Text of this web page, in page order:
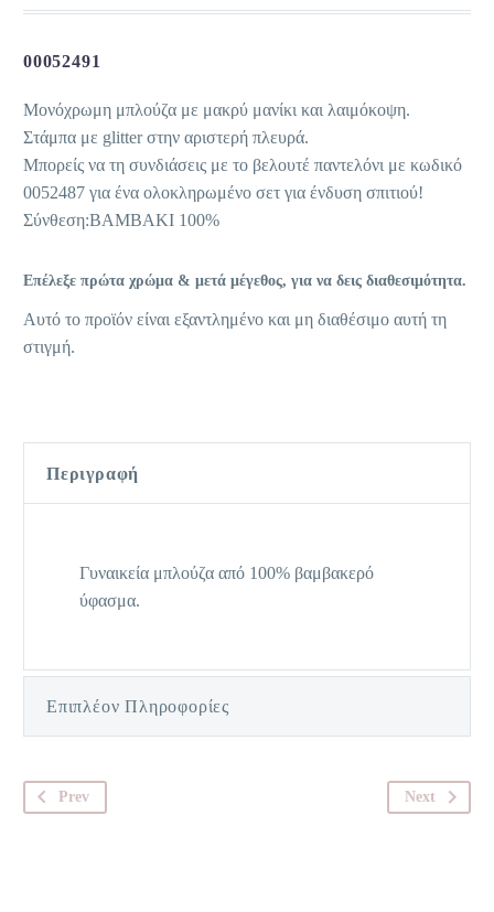
00052491
Μονόχρωμη μπλούζα με μακρύ μανίκι και λαιμόκοψη.
Στάμπα με glitter στην αριστερή πλευρά.
Μπορείς να τη συνδιάσεις με το βελουτέ παντελόνι με κωδικό
0052487 για ένα ολοκληρωμένο σετ για ένδυση σπιτιού!
Σύνθεση:ΒΑΜΒΑΚΙ 100%
Επέλεξε πρώτα χρώμα & μετά μέγεθος, για να δεις διαθεσιμότητα.
Αυτό το προϊόν είναι εξαντλημένο και μη διαθέσιμο αυτή τη
στιγμή.
Περιγραφή
Γυναικεία μπλούζα από 100% βαμβακερό
ύφασμα.
Επιπλέον Πληροφορίες
Prev Next